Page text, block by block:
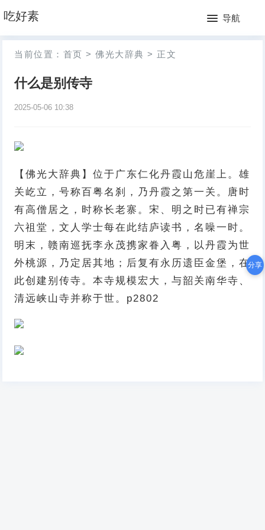
吃好素 导航
网
站
月
当前位置： 首页 > 佛光大辞典 > 正文
什么是别传寺
2025-05-06 10:38
【佛光大辞典】位于广东仁化丹霞山危崖上。雄
关屹立，号称百粤名刹，乃丹霞之第一关。唐时
有高僧居之，时称长老寨。宋、明之时已有禅宗
六祖堂，文人学士每在此结庐读书，名噪一时。
明末，赣南巡抚李永茂携家眷入粤，以丹霞为世
外桃源，乃定居其地；后复有永历遗臣金堡，在
此创建别传寺。本寺规模宏大，与韶关南华寺、
清远峡山寺并称于世。p2802
分享